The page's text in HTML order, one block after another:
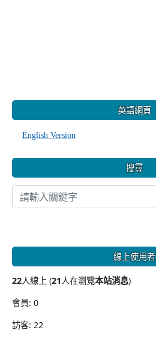
英語網頁
English Version
搜尋
線上使用者
22人線上 (21人在瀏覽本站消息)
會員: 0
訪客: 22